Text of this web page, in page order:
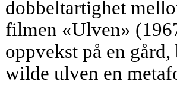
dobbeltartighet
filmen «Ulven»
oppvekst på en
wilde ulven en